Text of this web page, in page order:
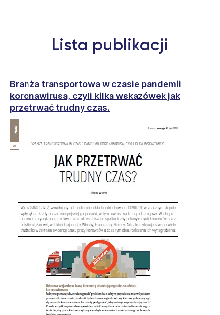
Lista publikacji
Branża transportowa w czasie pandemii
koronawirusa, czyli kilka wskazówek jak
przetrwać trudny czas.